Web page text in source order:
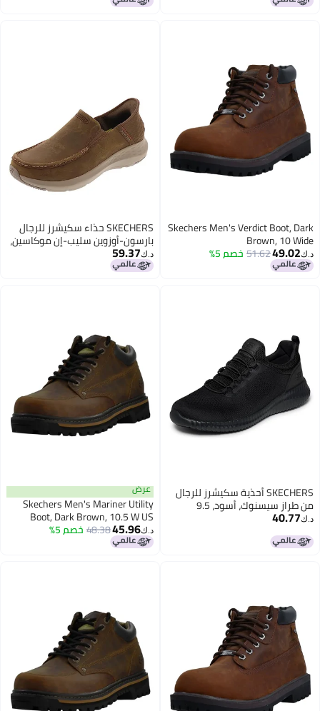
Skechers Men's Verdict Boot, Dark
Brown, 10 Wide
د.ك‏49.02
51.62خصم 5%
SKECHERS حذاء سكيشرز للرجال
بارسون-أوزوين سليب-إن موكاسين،
صحراوي، 10.5 عريض
د.ك‏59.37
SKECHERS أحذية سكيشرز للرجال
من طراز سيسنوك، أسود، 9.5
د.ك‏40.77
عرض
Skechers Men's Mariner Utility
Boot, Dark Brown, 10.5 W US
د.ك‏45.96
48.38خصم 5%